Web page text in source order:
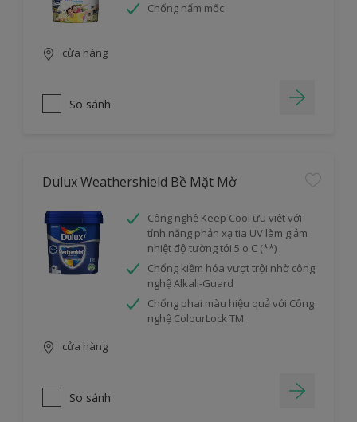
Chống nấm mốc
cửa hàng
So sánh
Dulux Weathershield Bề Mặt Mờ
Công nghệ Keep Cool ưu việt với
tính năng phản xạ tia UV làm giảm
nhiệt độ tường tới 5 o C (**)
Chống kiềm hóa vượt trội nhờ công
nghệ Alkali-Guard
Chống phai màu hiệu quả với Công
nghệ ColourLock TM
cửa hàng
So sánh